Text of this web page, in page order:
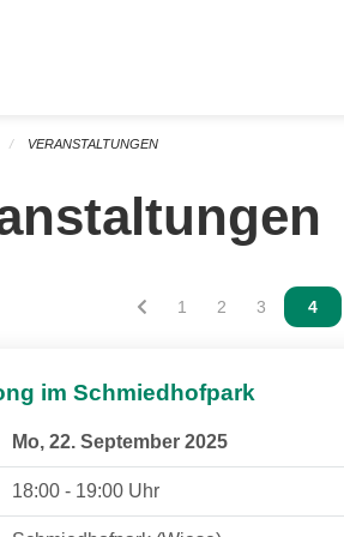
VERANSTALTUNGEN
Vous êtes sur la page
1 Vous êtes sur la
2 Vous êtes
3 4
im Schmiedhofpark
Mo, 22. September 2025
18:00 - 19:00 Uhr